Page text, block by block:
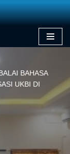
BAHASA
UKBI DI